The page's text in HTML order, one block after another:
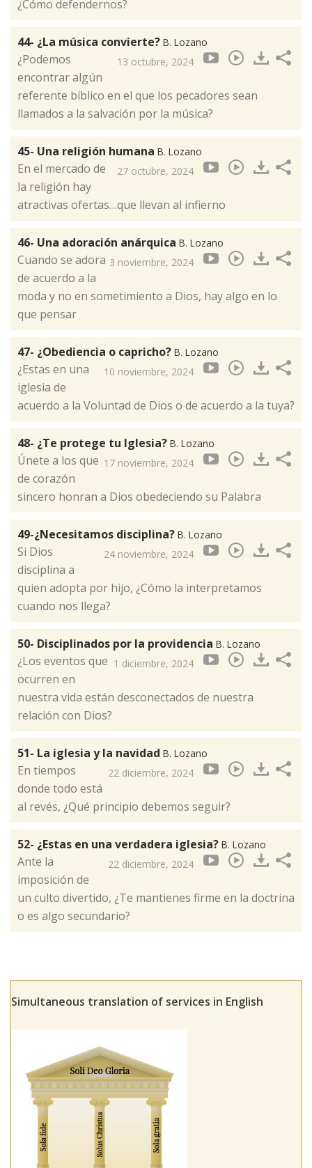
¿Cómo defendernos?
44- ¿La música convierte? B. Lozano
13 octubre, 2024
¿Podemos
encontrar algún
referente bíblico en el que los pecadores sean
llamados a la salvación por la música?
45- Una religión humana B. Lozano
27 octubre, 2024
En el mercado de
la religión hay
atractivas ofertas…que llevan al infierno
46- Una adoración anárquica B. Lozano
3 noviembre, 2024
Cuando se adora
de acuerdo a la
moda y no en sometimiento a Dios, hay algo en lo
que pensar
47- ¿Obediencia o capricho? B. Lozano
10 noviembre, 2024
¿Estas en una
iglesia de
acuerdo a la Voluntad de Dios o de acuerdo a la tuya?
48- ¿Te protege tu Iglesia? B. Lozano
17 noviembre, 2024
Únete a los que
de corazón
sincero honran a Dios obedeciendo su Palabra
49-¿Necesitamos disciplina? B. Lozano
24 noviembre, 2024
Si Dios
disciplina a
quien adopta por hijo, ¿Cómo la interpretamos
cuando nos llega?
50- Disciplinados por la providencia B. Lozano
1 diciembre, 2024
¿Los eventos que
ocurren en
nuestra vida están desconectados de nuestra
relación con Dios?
51- La iglesia y la navidad B. Lozano
22 diciembre, 2024
En tiempos
donde todo está
al revés, ¿Qué principio debemos seguir?
52- ¿Estas en una verdadera iglesia? B. Lozano
22 diciembre, 2024
Ante la
imposición de
un culto divertido, ¿Te mantienes firme en la doctrina
o es algo secundario?
Simultaneous translation of services in English